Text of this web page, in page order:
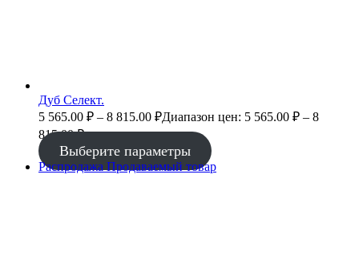
Дуб Селект.
5 565.00 ₽ – 8 815.00 ₽Диапазон цен: 5 565.00 ₽ – 8
815.00 ₽
Выберите параметры
Распродажа Продаваемый товар